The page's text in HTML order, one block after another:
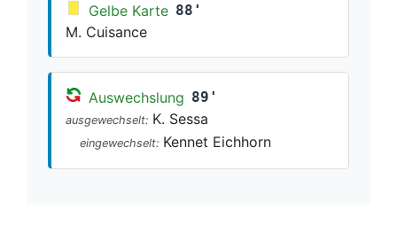
Gelbe Karte 88'
M. Cuisance
Auswechslung 89'
ausgewechselt: K. Sessa
eingewechselt: Kennet Eichhorn